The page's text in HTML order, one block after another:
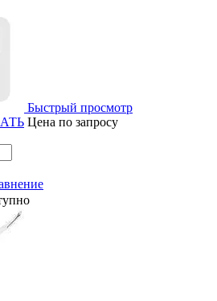
Быстрый просмотр
Цена по запросу